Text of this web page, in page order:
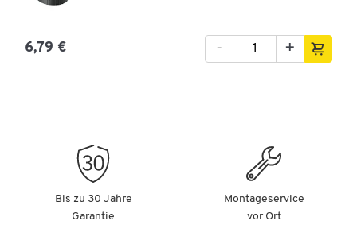
6,79 € +
-
Bis zu 30 Jahre
Garantie
Montageservice
vor Ort